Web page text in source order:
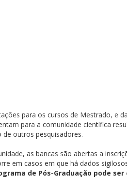
para os cursos de Mestrado, e
para a comunidade científica
outros pesquisadores.
as bancas são abertas a
em casos em que há dados
de Pós-Graduação pode